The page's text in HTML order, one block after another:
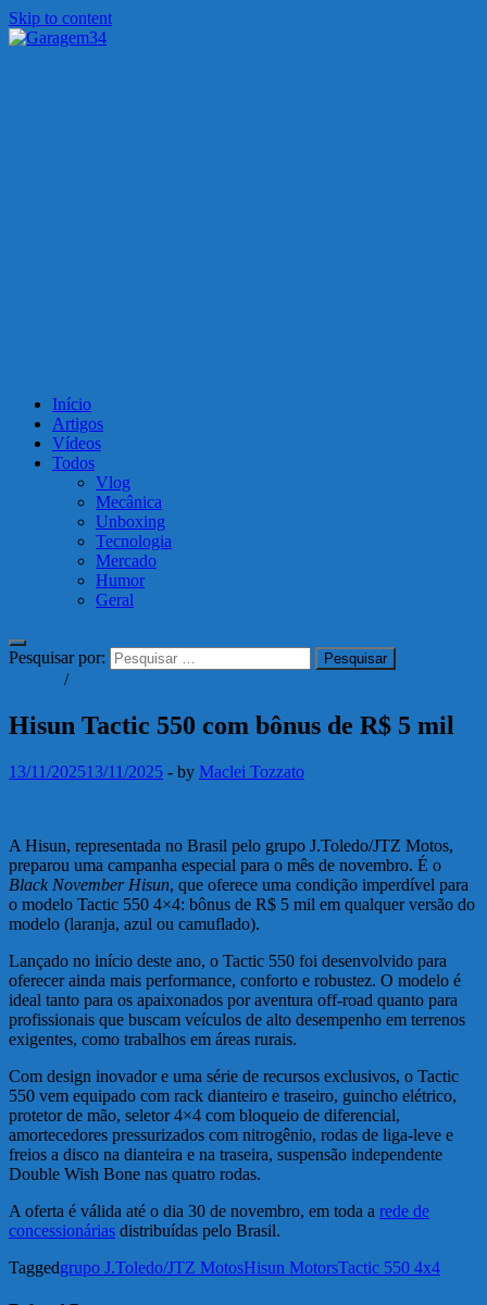
Skip to content
Início
Artigos
Vídeos
Todos
Vlog
Mecânica
Unboxing
Tecnologia
Mercado
Humor
Geral
Pesquisar por:
/
Hisun Tactic 550 com bônus de R$ 5 mil
13/11/202513/11/2025 - by Maclei Tozzato
A Hisun, representada no Brasil pelo grupo J.Toledo/JTZ Motos,
preparou uma campanha especial para o mês de novembro. É o
Black November Hisun, que oferece uma condição imperdível para
o modelo Tactic 550 4×4: bônus de R$ 5 mil em qualquer versão do
modelo (laranja, azul ou camuflado).
Lançado no início deste ano, o Tactic 550 foi desenvolvido para
oferecer ainda mais performance, conforto e robustez. O modelo é
ideal tanto para os apaixonados por aventura off-road quanto para
profissionais que buscam veículos de alto desempenho em terrenos
exigentes, como trabalhos em áreas rurais.
Com design inovador e uma série de recursos exclusivos, o Tactic
550 vem equipado com rack dianteiro e traseiro, guincho elétrico,
protetor de mão, seletor 4×4 com bloqueio de diferencial,
amortecedores pressurizados com nitrogênio, rodas de liga-leve e
freios a disco na dianteira e na traseira, suspensão independente
Double Wish Bone nas quatro rodas.
A oferta é válida até o dia 30 de novembro, em toda a rede de
concessionárias distribuídas pelo Brasil.
Taggedgrupo J.Toledo/JTZ MotosHisun MotorsTactic 550 4x4